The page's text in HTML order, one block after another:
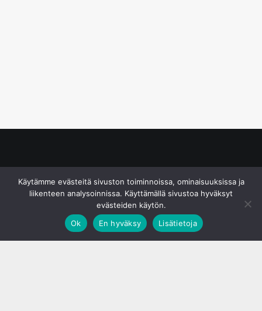
Käytämme evästeitä sivuston toiminnoissa, ominaisuuksissa ja
liikenteen analysoinnissa. Käyttämällä sivustoa hyväksyt
evästeiden käytön.
Ok
En hyväksy Lisätietoja